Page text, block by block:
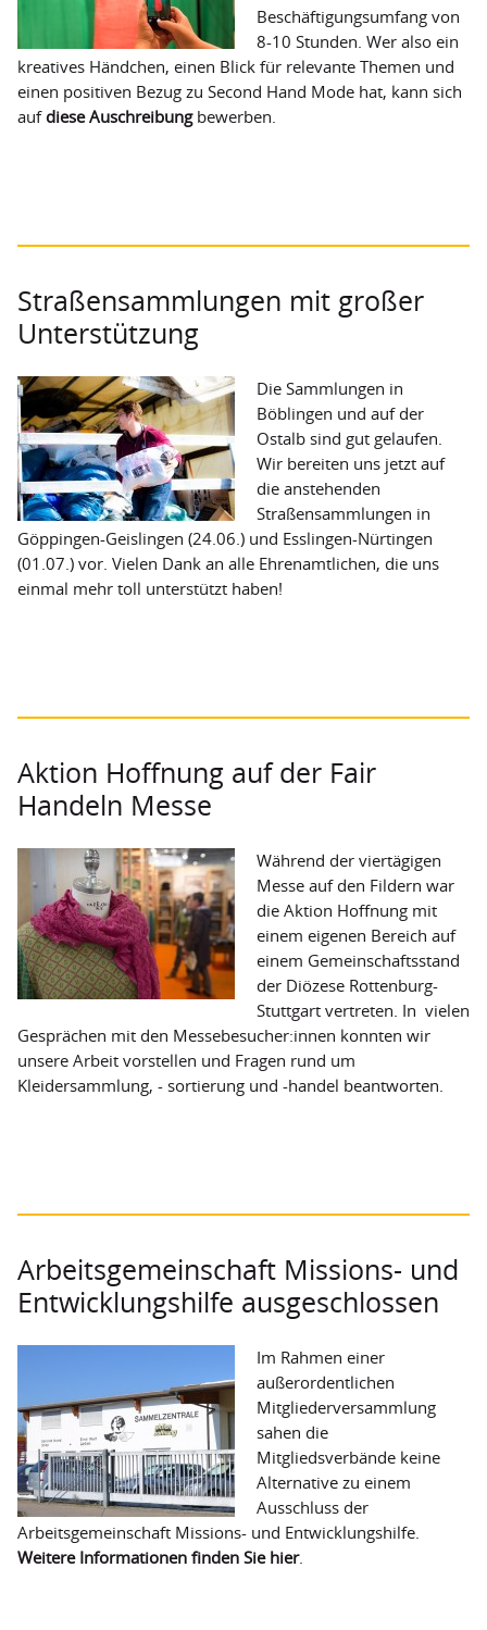
Beschäftigungsumfang von
8-10 Stunden. Wer also ein
kreatives Händchen, einen Blick für relevante Themen und
einen positiven Bezug zu Second Hand Mode hat, kann sich
aufdiese Auschreibungbewerben.
Straßensammlungen mit großer
Unterstützung
Die Sammlungen in
Böblingen und auf der
Ostalb sind gut gelaufen.
Wir bereiten uns jetzt auf
die anstehenden
Straßensammlungen in
Göppingen-Geislingen (24.06.) und Esslingen-Nürtingen
(01.07.) vor. Vielen Dank an alle Ehrenamtlichen, die uns
einmal mehr toll unterstützt haben!
Aktion Hoffnung auf der Fair
Handeln Messe
Während der viertägigen
Messe auf den Fildern war
die Aktion Hoffnung mit
einem eigenen Bereich auf
einem Gemeinschaftsstand
der Diözese Rottenburg-
Stuttgart vertreten. In vielen
Gesprächen mit den Messebesucher:innen konnten wir
unsere Arbeit vorstellen und Fragen rund um
Kleidersammlung, - sortierung und -handel beantworten.
Arbeitsgemeinschaft Missions- und
Entwicklungshilfe ausgeschlossen
Im Rahmen einer
außerordentlichen
Mitgliederversammlung
sahen die
Mitgliedsverbände keine
Alternative zu einem
Ausschluss der
Arbeitsgemeinschaft Missions- und Entwicklungshilfe.
Weitere Informationen finden Sie hier.